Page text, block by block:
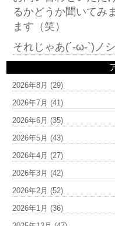
るかどうか聞いてみ
ます（笑）
それじゃあ(´-ω-`)ノシ
2026年8月 (29)
2026年7月 (41)
2026年6月 (35)
2026年5月 (43)
2026年4月 (27)
2026年3月 (42)
2026年2月 (52)
2026年1月 (36)